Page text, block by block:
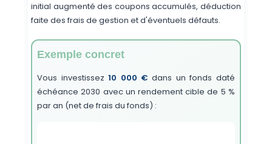
initial augmenté des coupons accumulés, déduction
faite des frais de gestion et d'éventuels défauts.
Exemple concret
Vous investissez10 000 € dans un fonds daté
échéance 2030 avec un rendement cible de 5 %
par an (net de frais du fonds) :